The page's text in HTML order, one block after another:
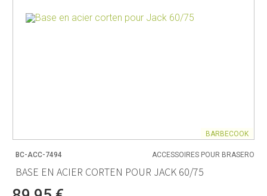
BARBECOOK
BC-ACC-7494 ACCESSOIRES POUR BRASERO
BASE EN ACIER CORTEN POUR JACK 60/75